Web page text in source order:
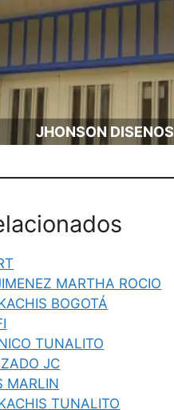
JHONSON DISENOS
MARTHA ROCIO
BOGOTÁ
TUNALITO
JC
MARLIN
TUNALITO